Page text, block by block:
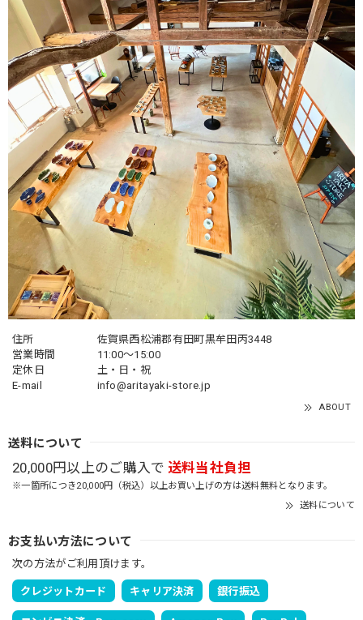
住所
佐賀県西松浦郡有田町黒牟田丙3448
営業時間
11:00～15:00
定休日
土・日・祝
E-mail
info@aritayaki-store.jp
ABOUT
送料について
20,000円以上のご購入で 送料当社負担
※一箇所につき20,000円（税込）以上お買い上げの方は送料無料となります。
送料について
お支払い方法について
次の方法がご利用頂けます。
クレジットカード キャリア決済 銀行振込